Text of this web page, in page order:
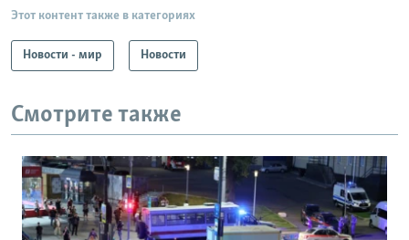
Этот контент также в категориях
Новости - мир Новости
Смотрите также